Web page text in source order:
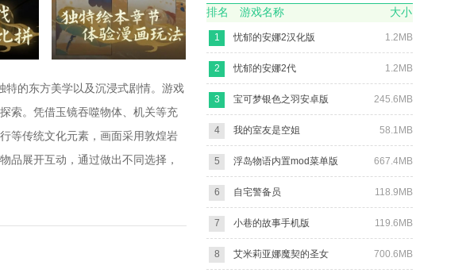
特的东方美学以及沉浸式剧情。游戏
索。凭借玉镜吞噬物体、机关等充
等传统文化元素，画面采用敦煌岩
品展开互动，通过做出不同选择，
排名 游戏名称 大小
1 1.2MB
忧郁的安娜2汉化版
2 1.2MB
忧郁的安娜2代
3 245.6MB
宝可梦银色之羽安卓版
4 58.1MB
我的室友是空姐
5 667.4MB
浮岛物语内置mod菜单版
6 118.9MB
自宅警备员
7 119.6MB
小巷的故事手机版
8 700.6MB
艾米莉亚娜魔契的圣女